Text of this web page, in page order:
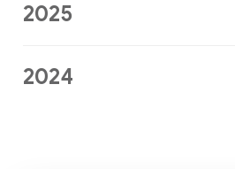
2025
2024